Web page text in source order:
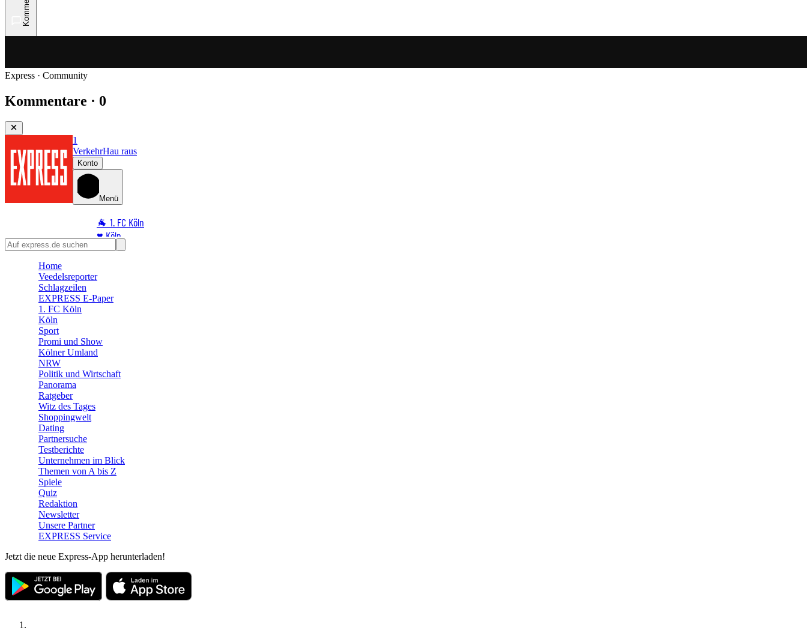
Express · Community
Kommentare · 0
1
VerkehrHau raus
Konto
Menü
🐐 1. FC Köln
♥️ Köln
⭐ Promi
🛒 Shoppingwelt
🧩 Spiele
Home
Veedelsreporter
Schlagzeilen
EXPRESS E-Paper
1. FC Köln
Köln
Sport
Promi und Show
Kölner Umland
NRW
Politik und Wirtschaft
Panorama
Ratgeber
Witz des Tages
Shoppingwelt
Dating
Partnersuche
Testberichte
Unternehmen im Blick
Themen von A bis Z
Spiele
Quiz
Redaktion
Newsletter
Unsere Partner
EXPRESS Service
Jetzt die neue Express-App herunterladen!